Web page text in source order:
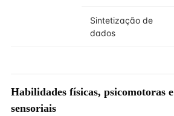
Sintetização de
dados
Habilidades físicas, psicomotoras e
sensoriais